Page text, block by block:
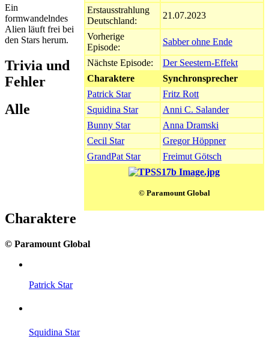
Erstausstrahlung
Deutschland:
21.07.2023
Vorherige
Episode:
Sabber ohne Ende
Nächste Episode:
Der Seestern-Effekt
Charaktere
Synchronsprecher
Patrick Star
Fritz Rott
Squidina Star
Anni C. Salander
Bunny Star
Anna Dramski
Cecil Star
Gregor Höppner
GrandPat Star
Freimut Götsch
© Paramount Global
Ein
formwandelndes
Alien läuft frei bei
den Stars herum.
Trivia und
Fehler
Alle
Charaktere
© Paramount Global
Patrick Star
Squidina Star